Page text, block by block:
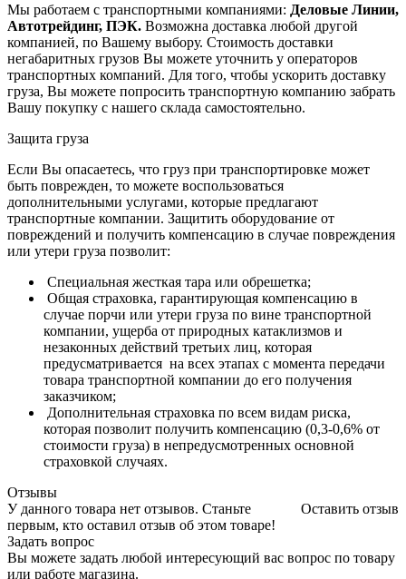
Мы работаем с транспортными компаниями: Деловые Линии,
Автотрейдинг, ПЭК. Возможна доставка любой другой
компанией, по Вашему выбору. Стоимость доставки
негабаритных грузов Вы можете уточнить у операторов
транспортных компаний. Для того, чтобы ускорить доставку
груза, Вы можете попросить транспортную компанию забрать
Вашу покупку с нашего склада самостоятельно.
Защита груза
Если Вы опасаетесь, что груз при транспортировке может
быть поврежден, то можете воспользоваться
дополнительными услугами, которые предлагают
транспортные компании. Защитить оборудование от
повреждений и получить компенсацию в случае повреждения
или утери груза позволит:
Специальная жесткая тара или обрешетка;
Общая страховка, гарантирующая компенсацию в
случае порчи или утери груза по вине транспортной
компании, ущерба от природных катаклизмов и
незаконных действий третьих лиц, которая
предусматривается на всех этапах с момента передачи
товара транспортной компании до его получения
заказчиком;
Дополнительная страховка по всем видам риска,
которая позволит получить компенсацию (0,3-0,6% от
стоимости груза) в непредусмотренных основной
страховкой случаях.
Отзывы
Оставить отзыв
У данного товара нет отзывов. Станьте
первым, кто оставил отзыв об этом товаре!
Задать вопрос
Вы можете задать любой интересующий вас вопрос по товару
или работе магазина.